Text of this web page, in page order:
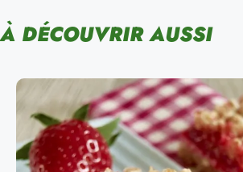
À DÉCOUVRIR AUSSI